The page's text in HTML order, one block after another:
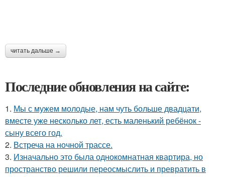
читать дальше →
Последние обновления на сайте:
1. Мы с мужем молодые, нам чуть больше двадцати,
вместе уже несколько лет, есть маленький ребёнок -
сыну всего год.
2. Встреча на ночной трассе.
3. Изначально это была однокомнатная квартира, но
пространство решили переосмыслить и превратить в